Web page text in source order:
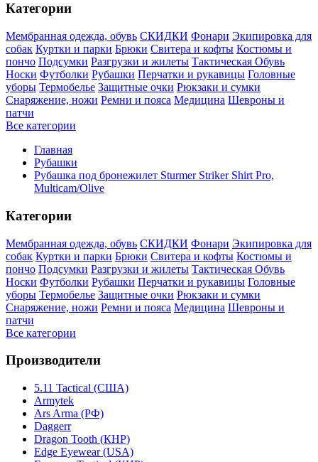
Категории
Мембранная одежда, обувь СКИДКИ Фонари Экипировка для
собак Куртки и парки Брюки Свитера и кофты Костюмы и
пончо Подсумки Разгрузки и жилеты Тактическая Обувь
Носки Футболки Рубашки Перчатки и рукавицы Головные
уборы Термобелье Защитные очки Рюкзаки и сумки
Снаряжение, ножи Ремни и пояса Медицина Шевроны и
патчи
Все категории
Главная
Рубашки
Рубашка под бронежилет Sturmer Striker Shirt Pro,
Multicam/Olive
Категории
Мембранная одежда, обувь СКИДКИ Фонари Экипировка для
собак Куртки и парки Брюки Свитера и кофты Костюмы и
пончо Подсумки Разгрузки и жилеты Тактическая Обувь
Носки Футболки Рубашки Перчатки и рукавицы Головные
уборы Термобелье Защитные очки Рюкзаки и сумки
Снаряжение, ножи Ремни и пояса Медицина Шевроны и
патчи
Все категории
Производители
5.11 Tactical (США)
Armytek
Ars Arma (РФ)
Daggerr
Dragon Tooth (КНР)
Edge Eyewear (USA)